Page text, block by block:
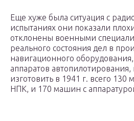
Еще хуже была ситуация с
испытаниях они показали
отклонены военными
реального состояния дел в
навигационного
аппаратов
изготовить в 1941 г. всего 130
НПК, и 170 машин с